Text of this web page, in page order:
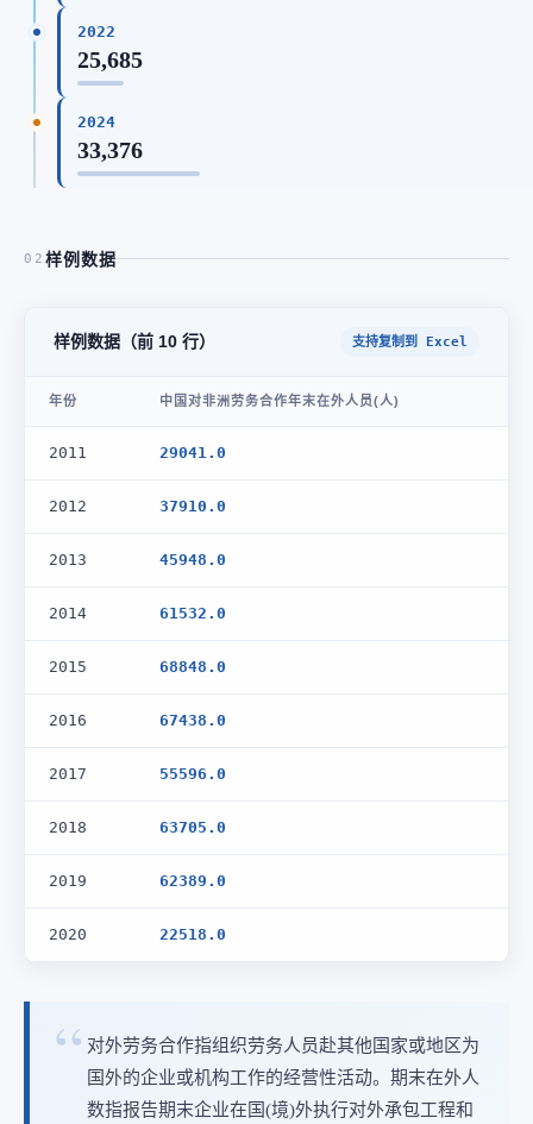
2022
25,685
2024
33,376
02 样例数据
样例数据（前 10 行） 支持复制到 Excel
年份 中国对非洲劳务合作年末在外人员(人)
2011 29041.0
2012 37910.0
2013 45948.0
2014 61532.0
2015 68848.0
2016 67438.0
2017 55596.0
2018 63705.0
2019 62389.0
2020 22518.0
对外劳务合作指组织劳务人员赴其他国家或地区为
国外的企业或机构工作的经营性活动。期末在外人
数指报告期末企业在国(境)外执行对外承包工程和